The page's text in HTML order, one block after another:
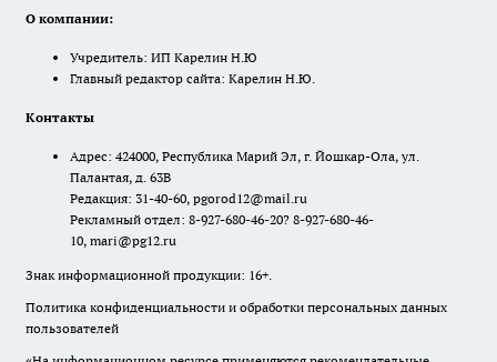
О компании:
Учредитель: ИП Карелин Н.Ю
Главный редактор сайта: Карелин Н.Ю.
Контакты
Адрес: 424000, Республика Марий Эл, г. Йошкар-Ола, ул.
Палантая, д. 63В
Редакция: 31-40-60, pgorod12@mail.ru
Рекламный отдел: 8-927-680-46-20? 8-927-680-46-
10, mari@pg12.ru
Знак информационной продукции: 16+.
Политика конфиденциальности и обработки персональных данных
пользователей